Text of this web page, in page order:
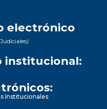
electrónico
institucional:
Institucionales